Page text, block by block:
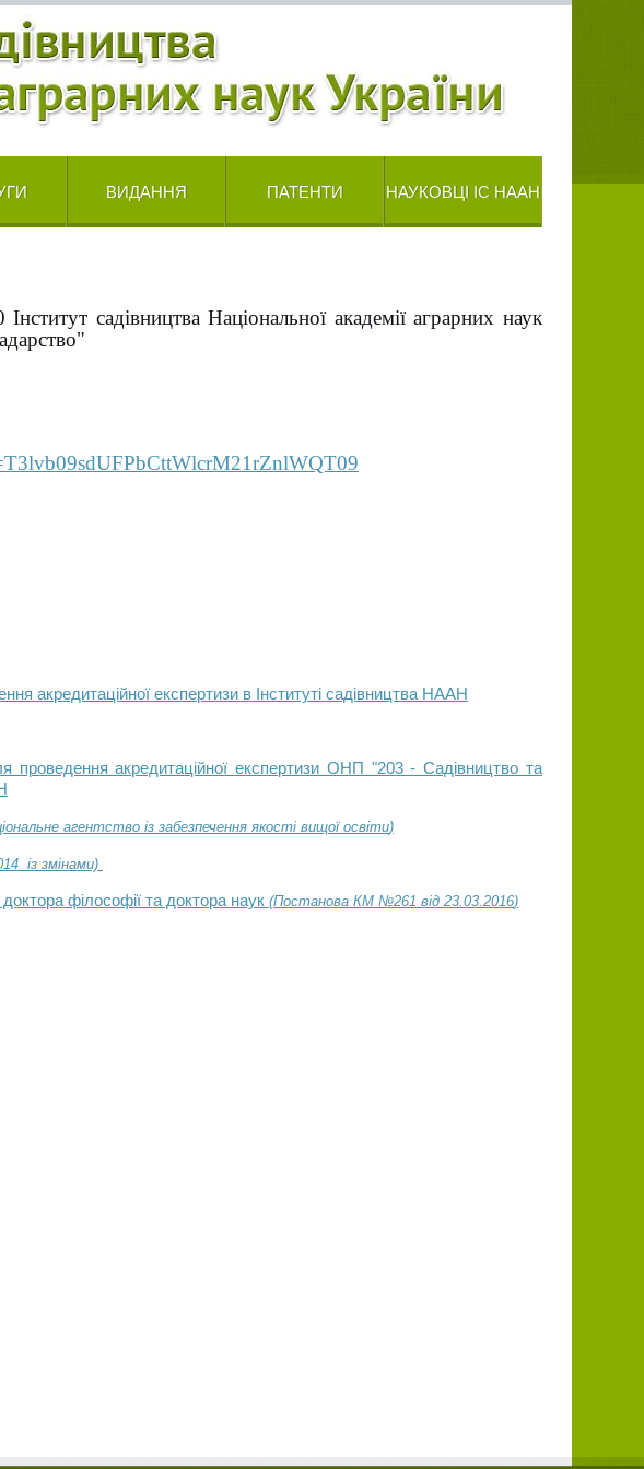
ВИДАННЯ ПАТЕНТИ НАУКОВЦІ ІС НААН
Інститут садівництва Національної академії аграрних наук
акредитаційної експертизи в Інституті садівництва НААН
проведення акредитаційної експертизи ОНП "203 - Садівництво та
агентство із забезпечення якості вищої освіти)
із змінами)
філософії та доктора наук (Постанова КМ №261 від 23.03.2016)